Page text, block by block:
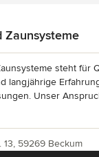
Zaunsysteme
steht für
langjährige
Unser
13, 59269 Beckum